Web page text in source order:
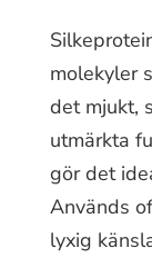
molekyler
det mjukt,
utmärkta
gör det
Används
lyxig